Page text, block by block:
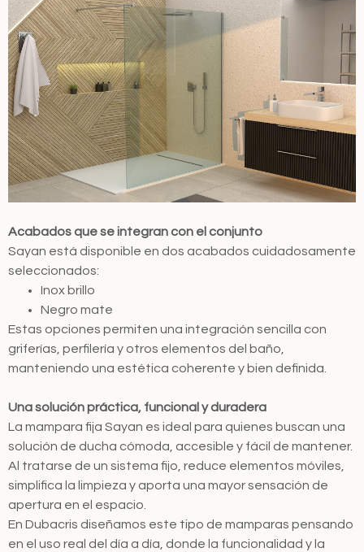
Acabados que se integran con el conjunto
Sayan está disponible en dos acabados cuidadosamente
seleccionados:
Inox brillo
Negro mate
Estas opciones permiten una integración sencilla con
griferías, perfilería y otros elementos del baño,
manteniendo una estética coherente y bien definida.
Una solución práctica, funcional y duradera
La mampara fija Sayan es ideal para quienes buscan una
solución de ducha cómoda, accesible y fácil de mantener.
Al tratarse de un sistema fijo, reduce elementos móviles,
simplifica la limpieza y aporta una mayor sensación de
apertura en el espacio.
En Dubacris diseñamos este tipo de mamparas pensando
en el uso real del día a día, donde la funcionalidad y la